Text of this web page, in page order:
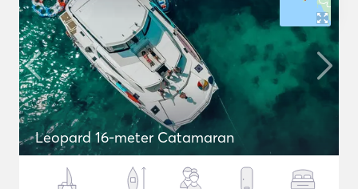
Leopard 16-meter Catamaran